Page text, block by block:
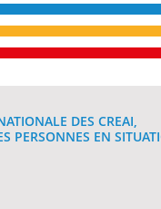
DES CREAI,
PERSONNES EN